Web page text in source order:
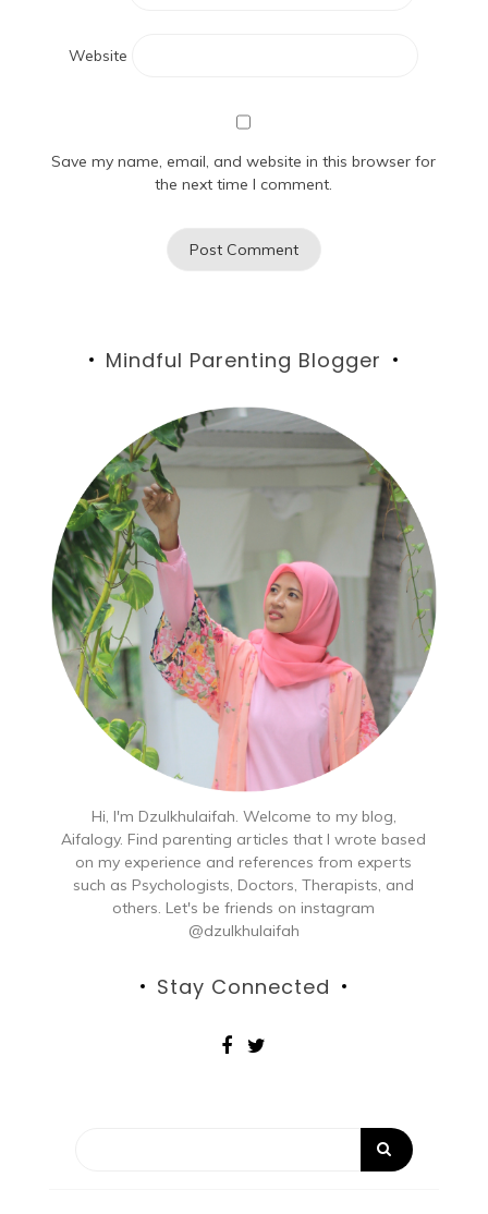
Website
Save my name, email, and website in this browser for
the next time I comment.
Mindful Parenting Blogger
Hi, I'm Dzulkhulaifah. Welcome to my blog,
Aifalogy. Find parenting articles that I wrote based
on my experience and references from experts
such as Psychologists, Doctors, Therapists, and
others. Let's be friends on instagram
@dzulkhulaifah
Stay Connected